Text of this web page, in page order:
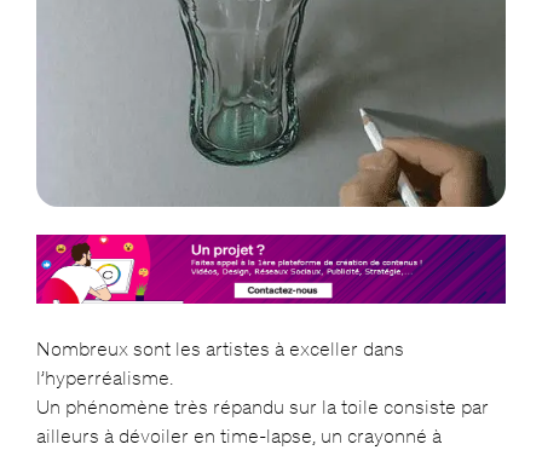
Nombreux sont les artistes à exceller dans
l’hyperréalisme.
Un phénomène très répandu sur la toile consiste par
ailleurs à dévoiler en time-lapse, un crayonné à